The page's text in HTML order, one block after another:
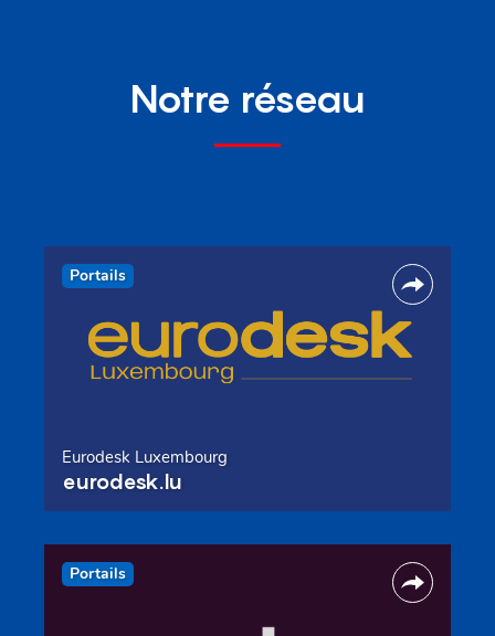
Notre réseau
Portails
Eurodesk Luxembourg
eurodesk.lu
Portails